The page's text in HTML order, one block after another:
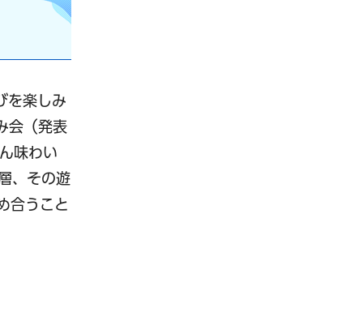
を楽しみ
会（発表
味わい
、その遊
合うこと